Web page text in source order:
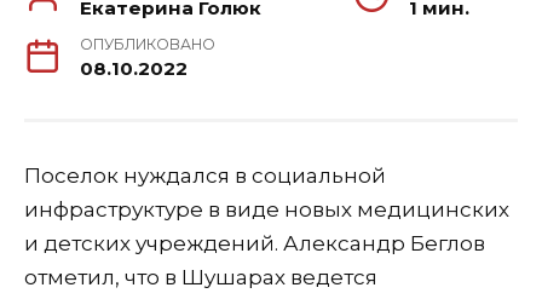
Екатерина Голюк 1 мин.
ОПУБЛИКОВАНО
08.10.2022
Поселок нуждался в социальной
инфраструктуре в виде новых медицинских
и детских учреждений. Александр Беглов
отметил, что в Шушарах ведется